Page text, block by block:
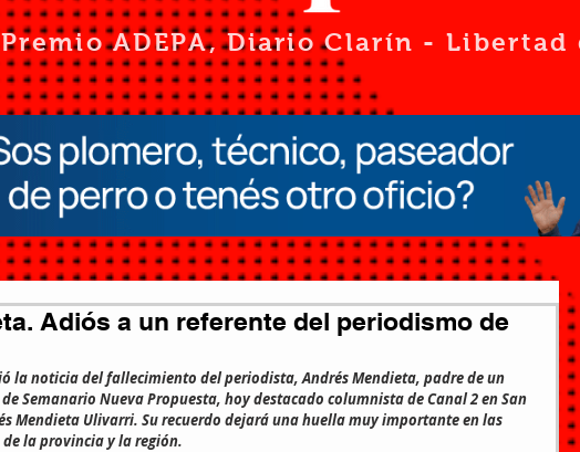
Premio ADEPA, Diario Clarín - Libertad
Adiós a un referente del periodismo de
la noticia del fallecimiento del periodista, Andrés Mendieta, padre de un
Semanario Nueva Propuesta, hoy destacado columnista de Canal 2 en San
Mendieta Ulivarri. Su recuerdo dejará una huella muy importante en las
la provincia y la región.